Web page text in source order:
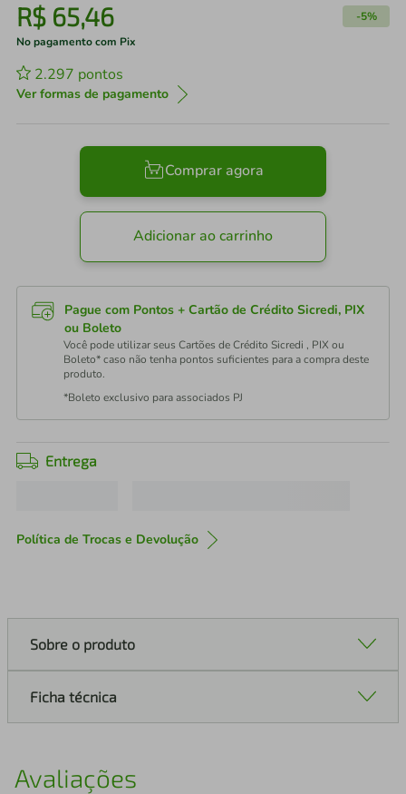
R$ 65,46 -5%
No pagamento com Pix
2.297 pontos
Ver formas de pagamento
Comprar agora
Adicionar ao carrinho
Pague com Pontos + Cartão de Crédito Sicredi, PIX
ou Boleto
Você pode utilizar seus Cartões de Crédito Sicredi , PIX ou
Boleto* caso não tenha pontos suficientes para a compra deste
produto.
*Boleto exclusivo para associados PJ
Entrega
Política de Trocas e Devolução
Sobre o produto
Ficha técnica
Avaliações